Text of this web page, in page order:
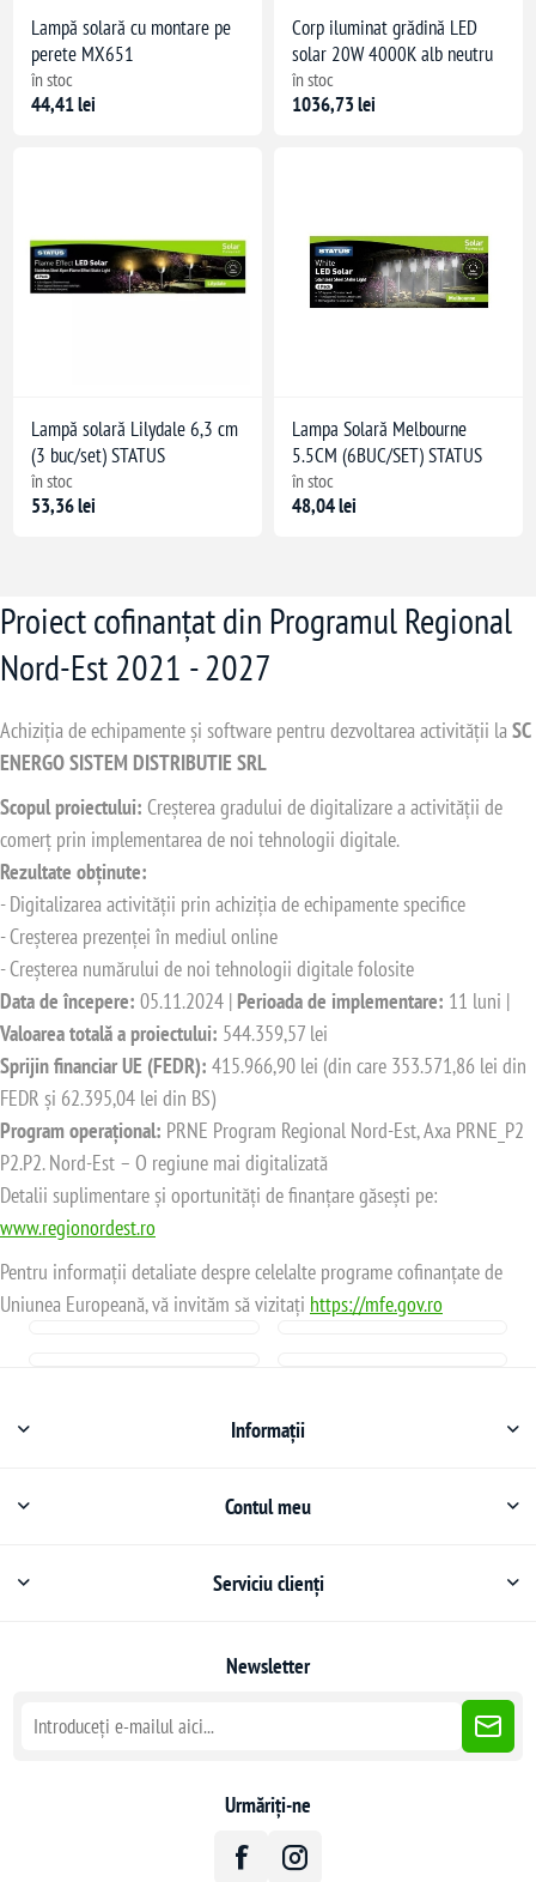
Lampă solară cu montare pe
perete MX651
în stoc
44,41 lei
Corp iluminat grădină LED
solar 20W 4000K alb neutru
în stoc
1036,73 lei
Lampă solară Lilydale 6,3 cm
(3 buc/set) STATUS
în stoc
53,36 lei
Lampa Solară Melbourne
5.5CM (6BUC/SET) STATUS
în stoc
48,04 lei
Proiect cofinanțat din Programul Regional
Nord-Est 2021 - 2027
Achiziția de echipamente și software pentru dezvoltarea activității la SC
ENERGO SISTEM DISTRIBUTIE SRL
Scopul proiectului: Creșterea gradului de digitalizare a activității de
comerț prin implementarea de noi tehnologii digitale.
Rezultate obținute:
- Digitalizarea activității prin achiziția de echipamente specifice
- Creșterea prezenței în mediul online
- Creșterea numărului de noi tehnologii digitale folosite
Data de începere: 05.11.2024 | Perioada de implementare: 11 luni |
Valoarea totală a proiectului: 544.359,57 lei
Sprijin financiar UE (FEDR): 415.966,90 lei (din care 353.571,86 lei din
FEDR și 62.395,04 lei din BS)
Program operațional: PRNE Program Regional Nord-Est, Axa PRNE_P2
P2.P2. Nord-Est – O regiune mai digitalizată
Detalii suplimentare și oportunități de finanțare găsești pe:
www.regionordest.ro
Pentru informații detaliate despre celelalte programe cofinanțate de
Uniunea Europeană, vă invităm să vizitați https://mfe.gov.ro
Informații
Contul meu
Serviciu clienți
Newsletter
Urmăriți-ne